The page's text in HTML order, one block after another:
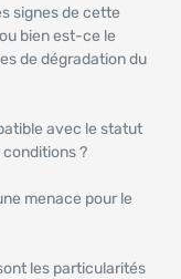
signes de cette
bien est-ce le
de dégradation du
avec le statut
conditions ?
menace pour le
les particularités